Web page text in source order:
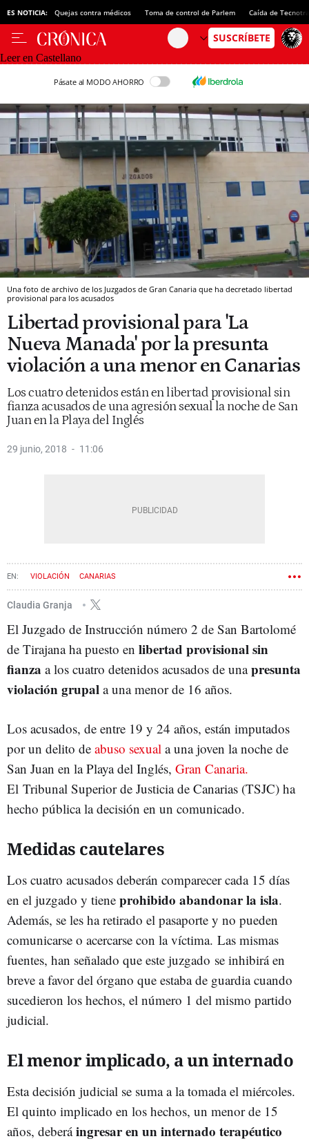
ES NOTICIA: Quejas contra médicos Toma de control de Parlem Caída de
Leer en Castellano
Pásate al MODO AHORRO
Una foto de archivo de los Juzgados de Gran Canaria que ha decretado libertad
provisional para los acusados
Libertad provisional para 'La
Nueva Manada' por la presunta
violación a una menor en Canarias
Los cuatro detenidos están en libertad provisional sin
fianza acusados de una agresión sexual la noche de San
Juan en la Playa del Inglés
29 junio, 2018 11:06
VIOLACIÓN CANARIAS
Claudia Granja
El Juzgado de Instrucción número 2 de San Bartolomé
de Tirajana ha puesto en libertad provisional sin
fianza a los cuatro detenidos acusados de unapresunta
violación grupal a una menor de 16 años.
Los acusados, de entre 19 y 24 años, están imputados
por un delito de abuso sexual a una joven la noche de
San Juan en la Playa del Inglés, Gran Canaria.
El Tribunal Superior de Justicia de Canarias (TSJC) ha
hecho pública la decisión en un comunicado.
Medidas cautelares
Los cuatro acusados deberán comparecer cada 15 días
en el juzgado y tiene prohibido abandonar la isla.
Además, se les ha retirado el pasaporte y no pueden
comunicarse o acercarse con la víctima. Las mismas
fuentes, han señalado que este juzgado se inhibirá en
breve a favor del órgano que estaba de guardia cuando
sucedieron los hechos, el número 1 del mismo partido
judicial.
El menor implicado, a un internado
Esta decisión judicial se suma a la tomada el miércoles.
El quinto implicado en los hechos, un menor de 15
años, deberáingresar en un internado terapéutico